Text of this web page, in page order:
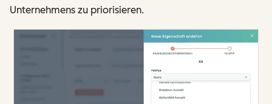
Unternehmens zu priorisieren.